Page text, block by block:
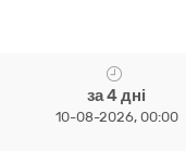
за 4 дні
10-08-2026, 00:00